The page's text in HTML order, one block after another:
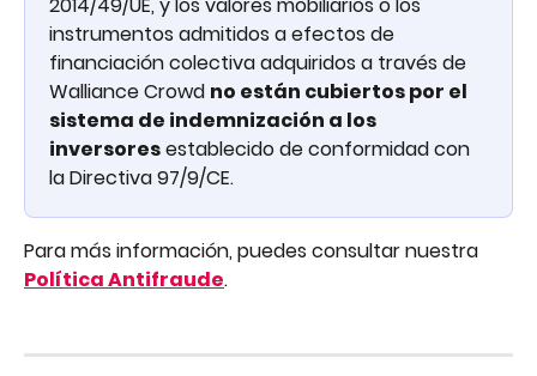
2014/49/UE, y los valores mobiliarios o los
instrumentos admitidos a efectos de
financiación colectiva adquiridos a través de
Walliance Crowd no están cubiertos por el
sistema de indemnización a los
inversores establecido de conformidad con
la Directiva 97/9/CE.
Para más información, puedes consultar nuestra
Política Antifraude.